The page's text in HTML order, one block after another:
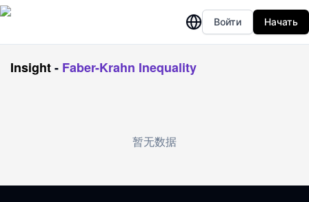
Войти Начать
Insight- Faber-Krahn Inequality
暂无数据